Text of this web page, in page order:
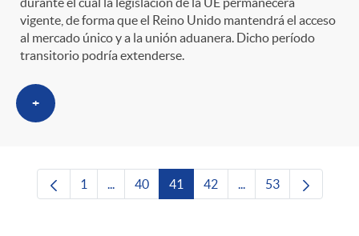
vigente, de forma que el Reino Unido mantendrá el acceso
al mercado único y a la unión aduanera. Dicho período
transitorio podría extenderse.
+
Página
1 ...Páginas intermedias Use TAB para
Página
40 Página
41 Página
42 ...Páginas intermedias
Página
53